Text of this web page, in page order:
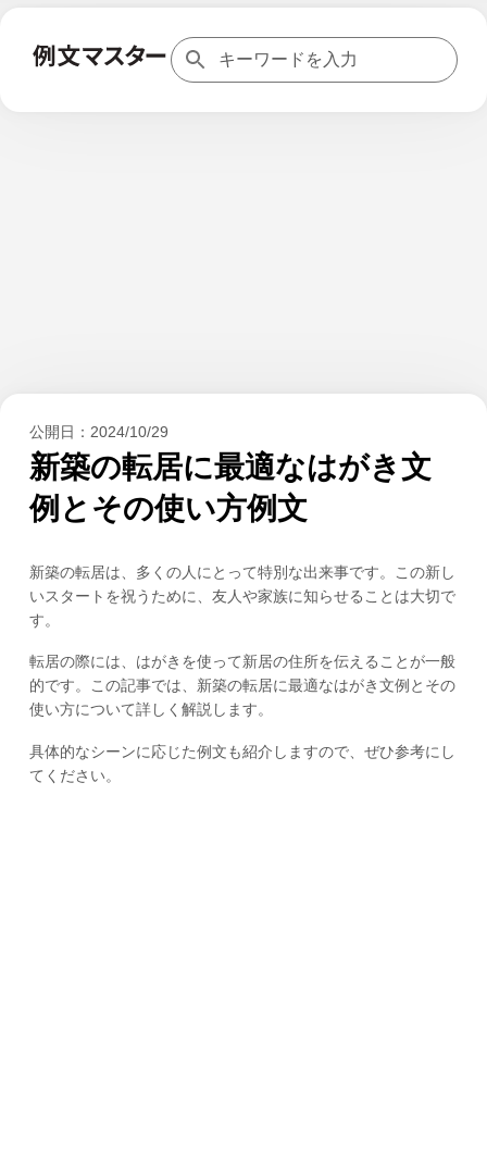
公開日： 2024/10/29
新築の転居に最適なはがき文
例とその使い方例文
新築の転居は、多くの人にとって特別な出来事です。この新し
いスタートを祝うために、友人や家族に知らせることは大切で
す。
転居の際には、はがきを使って新居の住所を伝えることが一般
的です。この記事では、新築の転居に最適なはがき文例とその
使い方について詳しく解説します。
具体的なシーンに応じた例文も紹介しますので、ぜひ参考にし
てください。